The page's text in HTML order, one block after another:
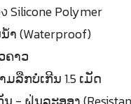
Silicone Polymer
(Waterproof)
ຄາວ
ລືກບໍ່ເກີນ 1.5 ເມັດ